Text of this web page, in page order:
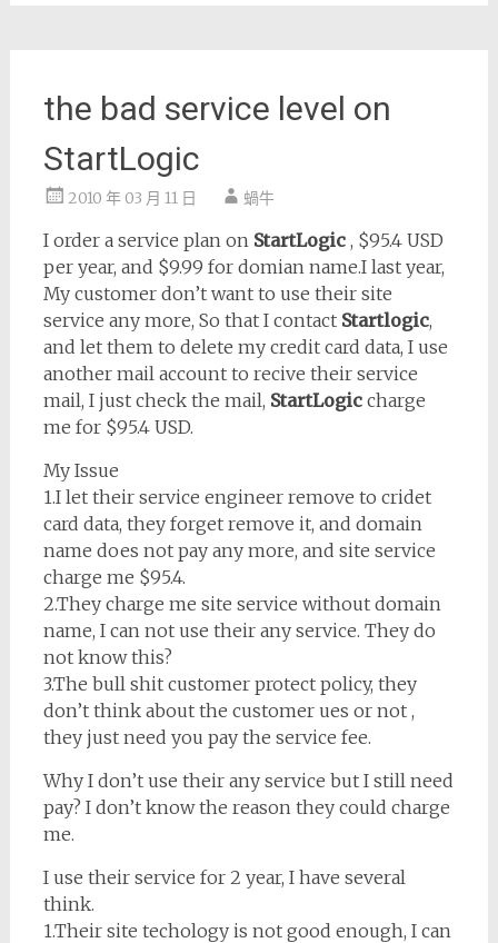
the bad service level on
StartLogic
2010 年 03 月 11 日 蝸牛
I order a service plan on StartLogic, $95.4 USD
per year, and $9.99 for domian name.I last year,
My customer don’t want to use their site
service any more, So that I contact Startlogic,
and let them to delete my credit card data, I use
another mail account to recive their service
mail, I just check the mail, StartLogiccharge
me for $95.4 USD.
My Issue
1.I let their service engineer remove to cridet
card data, they forget remove it, and domain
name does not pay any more, and site service
charge me $95.4.
2.They charge me site service without domain
name, I can not use their any service. They do
not know this?
3.The bull shit customer protect policy, they
don’t think about the customer ues or not ,
they just need you pay the service fee.
Why I don’t use their any service but I still need
pay? I don’t know the reason they could charge
me.
I use their service for 2 year, I have several
think.
1.Their site techology is not good enough, I can